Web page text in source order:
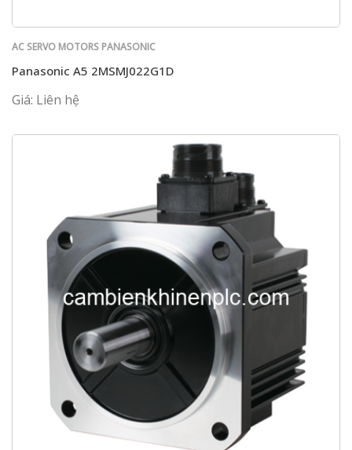
AC SERVO MOTORS PANASONIC
Panasonic A5 2MSMJ022G1D
Giá: Liên hệ